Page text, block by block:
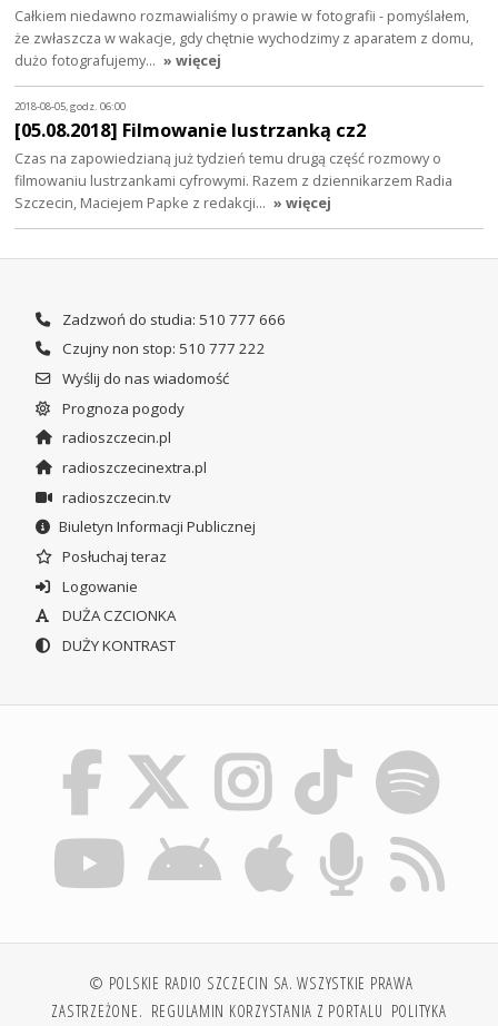
Całkiem niedawno rozmawialiśmy o prawie w fotografii - pomyślałem,
że zwłaszcza w wakacje, gdy chętnie wychodzimy z aparatem z domu,
dużo fotografujemy… » więcej
2018-08-05, godz. 06:00
[05.08.2018] Filmowanie lustrzanką cz2
Czas na zapowiedzianą już tydzień temu drugą część rozmowy o
filmowaniu lustrzankami cyfrowymi. Razem z dziennikarzem Radia
Szczecin, Maciejem Papke z redakcji… » więcej
Zadzwoń do studia: 510 777 666
Czujny non stop: 510 777 222
Wyślij do nas wiadomość
Prognoza pogody
radioszczecin.pl
radioszczecinextra.pl
radioszczecin.tv
Biuletyn Informacji Publicznej
Posłuchaj teraz
Logowanie
DUŻA CZCIONKA
DUŻY KONTRAST
© POLSKIE RADIO SZCZECIN SA. WSZYSTKIE PRAWA
ZASTRZEŻONE. REGULAMIN KORZYSTANIA Z PORTALU POLITYKA